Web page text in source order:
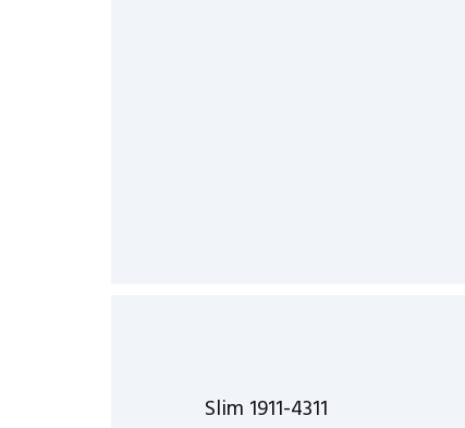
Slim 1911-4311